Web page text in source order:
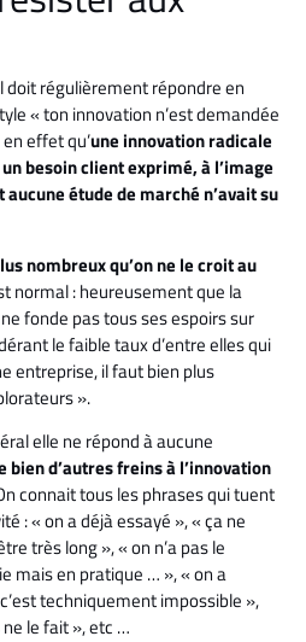
doit régulièrement répondre en
« ton innovation n’est demandée
effet qu’uneinnovation radicale
besoin client exprimé, à l’image
étude de marché n’avait su
nombreux qu’on ne le croit au
normal : heureusement que la
fonde pas tous ses espoirs sur
le faible taux d’entre elles qui
entreprise, il faut bien plus
».
elle ne répond à aucune
bien d’autres freins à l’innovation
connait tous les phrases qui tuent
: « on a déjà essayé », « ça ne
très long », « on n’a pas le
mais en pratique … », « on a
techniquement impossible »,
le fait », etc …